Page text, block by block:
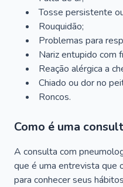
Tosse persistente
Rouquidão;
Problemas para
Nariz entupido com
Reação alérgica a
Chiado ou dor no
Roncos.
Como é uma
A consulta com
que é uma entrevista que
para conhecer seus